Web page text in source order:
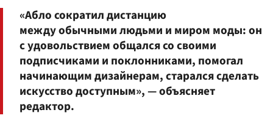
«Абло сократил дистанцию
между обычными людьми и миром моды: он
с удовольствием общался со своими
подписчиками и поклонниками, помогал
начинающим дизайнерам, старался сделать
искусство доступным», — объясняет
редактор.